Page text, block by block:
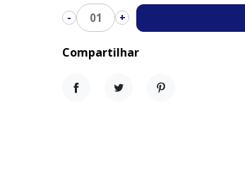
- 01 +
Compartilhar